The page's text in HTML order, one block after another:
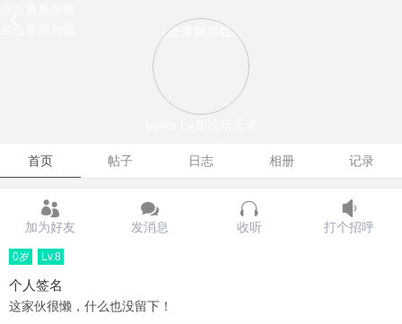
点击重新加载
首页 帖子 日志 相册 记录
加为好友 发消息 收听 打个招呼
0岁 Lv.8
个人签名
这家伙很懒，什么也没留下！